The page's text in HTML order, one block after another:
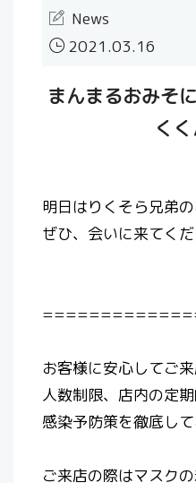
News
2021.03.16
まんまるおみそ
く
明日はりくそら兄弟
ぜひ、会いに来てく
お客様に安心してご
人数制限、店内の定
感染予防策を徹底し
ご来店の際はマスク